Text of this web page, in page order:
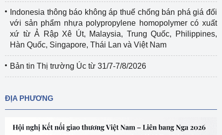
Indonesia thông báo không áp thuế chống bán phá giá đối
với sản phẩm nhựa polypropylene homopolymer có xuất
xứ từ Ả Rập Xê Út, Malaysia, Trung Quốc, Philippines,
Hàn Quốc, Singapore, Thái Lan và Việt Nam
Bản tin Thị trường Úc từ 31/7-7/8/2026
ĐỊA PHƯƠNG